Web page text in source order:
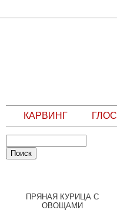
КАРВИНГ
ПРЯНАЯ КУРИЦА С
ОВОЩАМИ